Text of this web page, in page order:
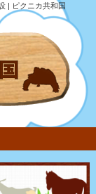
| ピクニカ共和国
紹介 移動動物園